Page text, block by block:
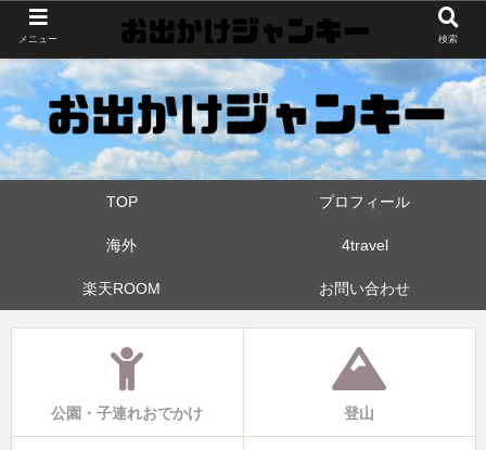
世界中・日本中を旅したおでかけ狂なパパが埼玉県と近県の公園やお出かけス
ポットを攻めています！たまに登山も
TOP プロフィール
海外 4travel
楽天ROOM お問い合わせ
公園・子連れおでかけ 登山
メニュー 検索